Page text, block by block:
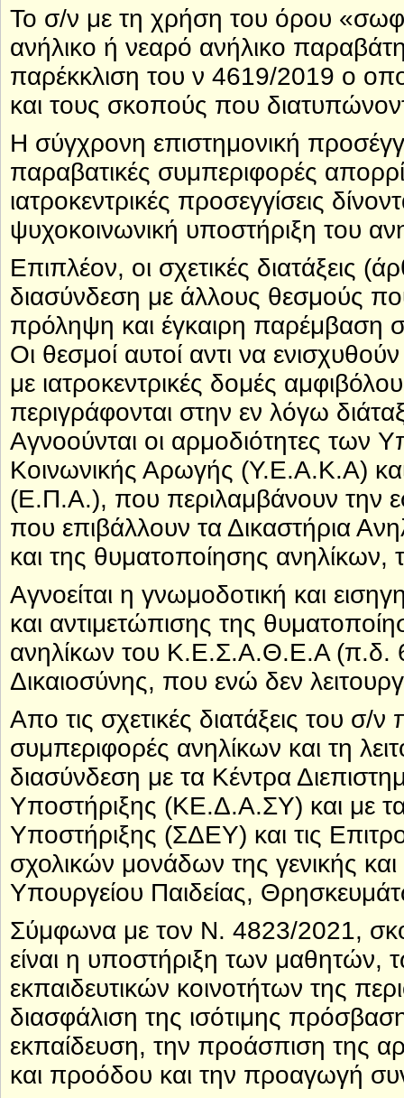
Το σ/ν με τη χρήση του όρου
ανήλικο ή νεαρό ανήλικο
παρέκκλιση του ν 4619/2019 ο
και τους σκοπούς που
Η σύγχρονη επιστημονική
παραβατικές συμπεριφορές
ιατροκεντρικές προσεγγίσεις
ψυχοκοινωνική υποστήριξη του
Επιπλέον, οι σχετικές διατάξεις
διασύνδεση με άλλους θεσμούς
πρόληψη και έγκαιρη παρέμβαση
Οι θεσμοί αυτοί αντι να
με ιατροκεντρικές δομές
περιγράφονται στην εν λόγω
Αγνοούνται οι αρμοδιότητες των
Κοινωνικής Αρωγής (Υ.Ε.Α.Κ.Α)
(Ε.Π.Α.), που περιλαμβάνουν την
που επιβάλλουν τα Δικαστήρια
και της θυματοποίησης ανηλίκων,
Αγνοείται η γνωμοδοτική και
και αντιμετώπισης της
ανηλίκων του Κ.Ε.Σ.Α.Θ.Ε.Α (π.δ.
Δικαιοσύνης, που ενώ δεν
Απο τις σχετικές διατάξεις του σ/
συμπεριφορές ανηλίκων και τη
διασύνδεση με τα Κέντρα
Υποστήριξης (ΚΕ.Δ.Α.ΣΥ) και με τα
Υποστήριξης (ΣΔΕΥ) και τις
σχολικών μονάδων της γενικής
Υπουργείου Παιδείας,
Σύμφωνα με τον Ν. 4823/2021,
είναι η υποστήριξη των μαθητών,
εκπαιδευτικών κοινοτήτων της
διασφάλιση της ισότιμης
εκπαίδευση, την προάσπιση της
και προόδου και την προαγωγή